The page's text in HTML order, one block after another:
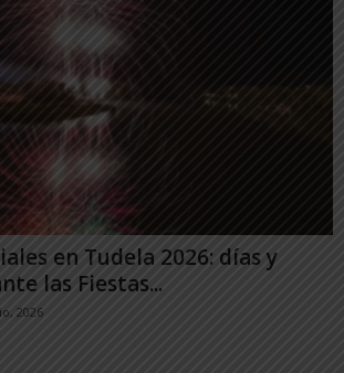
en Tudela 2026: días y
las Fiestas...
2026